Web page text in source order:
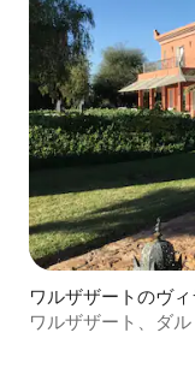
ワルザザートのヴィ
ワルザザート、ダ